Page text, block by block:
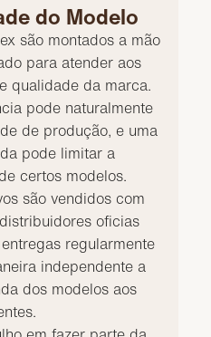
do Modelo
são montados a mão
para atender aos
qualidade da marca.
pode naturalmente
de produção, e uma
pode limitar a
certos modelos.
são vendidos com
oficias
regularmente
independente a
dos modelos aos